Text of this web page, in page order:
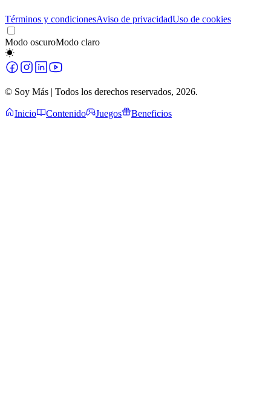
Términos y condicionesAviso de privacidadUso de cookies
Modo oscuroModo claro
© Soy Más | Todos los derechos reservados, 2026.
Inicio Contenido Juegos Beneficios